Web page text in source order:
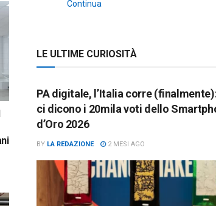
Continua
LE ULTIME CURIOSITÀ
PA digitale, l’Italia corre
ci dicono i 20mila voti dello
d’Oro 2026
BY LA REDAZIONE 2 MESI AGO